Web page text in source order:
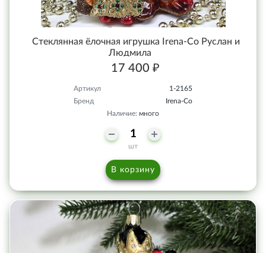
Стеклянная ёлочная игрушка Irena-Co Руслан и
Людмила
17 400 ₽
Артикул
1-2165
Бренд
Irena-Co
Наличие: много
шт
В корзину